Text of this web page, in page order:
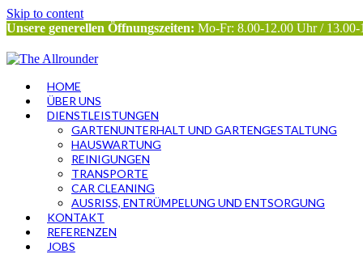
Skip to content
Unsere generellen Öffnungszeiten: Mo-Fr: 8.00-12.00 Uhr /
HOME
ÜBER UNS
DIENSTLEISTUNGEN
GARTENUNTERHALT UND GARTENGESTALTUNG
HAUSWARTUNG
REINIGUNGEN
TRANSPORTE
CAR CLEANING
AUSRISS, ENTRÜMPELUNG UND ENTSORGUNG
KONTAKT
REFERENZEN
JOBS